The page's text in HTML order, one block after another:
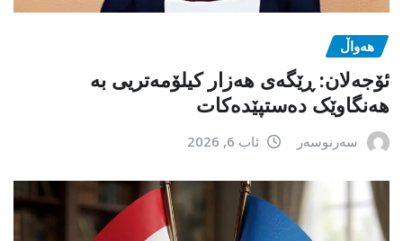
هەواڵ
ئۆجەلان: ڕێگەی هەزار کیلۆمەتریی بە
هەنگاوێک دەستپێدەکات
سەرنوسەر ئاب 6, 2026